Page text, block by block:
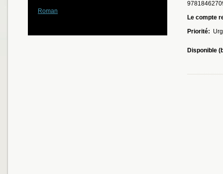
Le compte
Priorité:
Disponible
Roman